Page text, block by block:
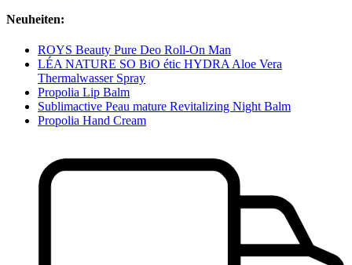
Neuheiten:
ROYS Beauty Pure Deo Roll-On Man
LÉA NATURE SO BiO étic HYDRA Aloe Vera
Thermalwasser Spray
Propolia Lip Balm
Sublimactive Peau mature Revitalizing Night Balm
Propolia Hand Cream